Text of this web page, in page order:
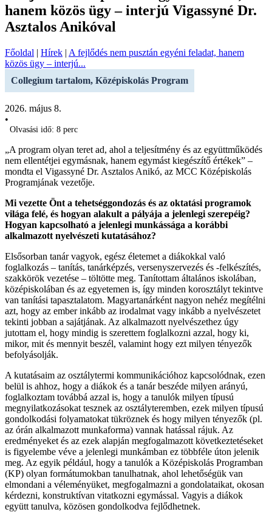
hanem közös ügy – interjú Vigassyné Dr.
Asztalos Anikóval
Főoldal | Hírek | A fejlődés nem pusztán egyéni feladat, hanem
közös ügy – interjú...
Collegium tartalom, Középiskolás Program
2026. május 8.
•
Olvasási idő: 8 perc
„A program olyan teret ad, ahol a teljesítmény és az együttműködés
nem ellentétjei egymásnak, hanem egymást kiegészítő értékek” –
mondta el Vigassyné Dr. Asztalos Anikó, az MCC Középiskolás
Programjának vezetője.
Mi vezette Önt a tehetséggondozás és az oktatási programok
világa felé, és hogyan alakult a pályája a jelenlegi szerepéig?
Hogyan kapcsolható a jelenlegi munkássága a korábbi
alkalmazott nyelvészeti kutatásához?
Elsősorban tanár vagyok, egész életemet a diákokkal való
foglalkozás – tanítás, tanárképzés, versenyszervezés és -felkészítés,
szakkörök vezetése – töltötte meg. Tanítottam általános iskolában,
középiskolában és az egyetemen is, így minden korosztályt tekintve
van tanítási tapasztalatom. Magyartanárként nagyon nehéz megítélni
azt, hogy az ember inkább az irodalmat vagy inkább a nyelvészetet
tekinti jobban a sajátjának. Az alkalmazott nyelvészethez úgy
jutottam el, hogy mindig is szerettem foglalkozni azzal, hogy ki,
mikor, mit és mennyit beszél, valamint hogy ezt milyen tényezők
befolyásolják.
A kutatásaim az osztálytermi kommunikációhoz kapcsolódnak, ezen
belül is ahhoz, hogy a diákok és a tanár beszéde milyen arányú,
foglalkoztam továbbá azzal is, hogy a tanulók milyen típusú
megnyilatkozásokat tesznek az osztályteremben, ezek milyen típusú
gondolkodási folyamatokat tükröznek és hogy milyen tényezők (pl.
az órán alkalmazott munkaforma) vannak hatással rájuk. Az
eredményeket és az ezek alapján megfogalmazott következtetéseket
is figyelembe véve a jelenlegi munkámban ez többféle úton jelenik
meg. Az egyik például, hogy a tanulók a Középiskolás Programban
(KP) olyan formátumokban tanulhatnak, ahol lehetőségük van
elmondani a véleményüket, megfogalmazni a gondolataikat, okosan
kérdezni, konstruktívan vitatkozni egymással. Vagyis a diákok
együtt tanulva, közösen gondolkodva fejlődhetnek.